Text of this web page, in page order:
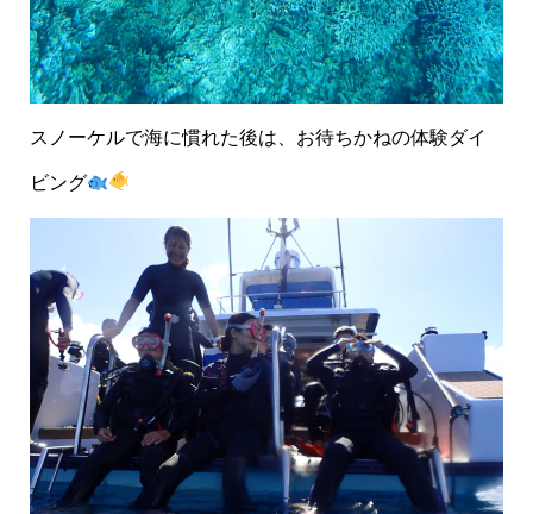
スノーケルで海に慣れた後は、お待ちかねの体験ダイ
ビング